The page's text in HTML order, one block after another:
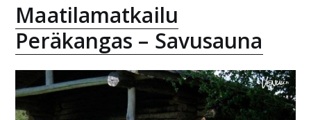
Maatilamatkailu
Peräkangas – Savusauna